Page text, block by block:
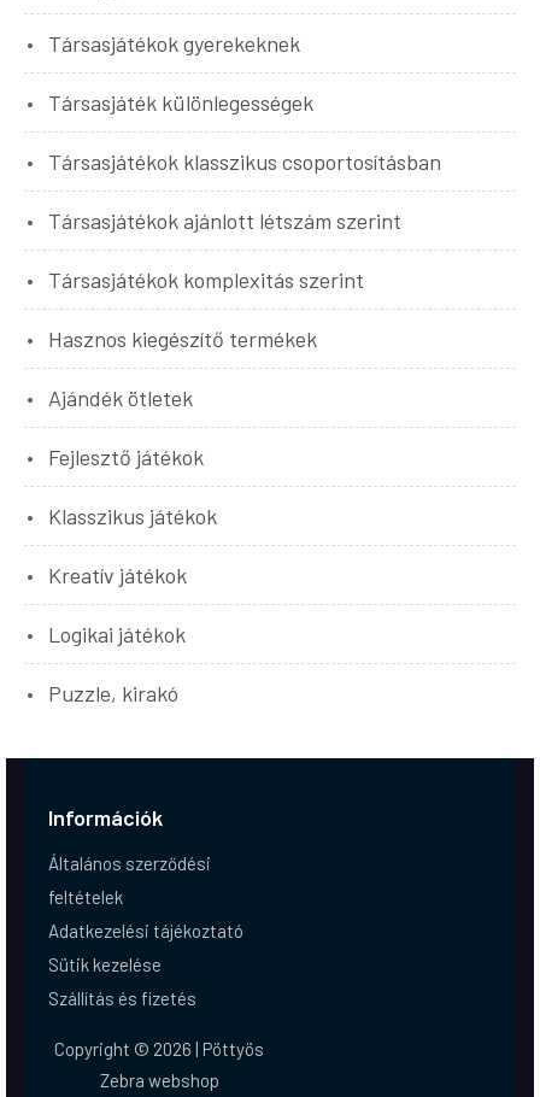
Társasjátékok gyerekeknek
Társasjáték különlegességek
Társasjátékok klasszikus csoportosításban
Társasjátékok ajánlott létszám szerint
Társasjátékok komplexitás szerint
Hasznos kiegészítő termékek
Ajándék ötletek
Fejlesztő játékok
Klasszikus játékok
Kreatív játékok
Logikai játékok
Puzzle, kirakó
Információk
Általános szerződési
feltételek
Adatkezelési tájékoztató
Sütik kezelése
Szállítás és fizetés
Copyright © 2026 | Pöttyös
Zebra webshop